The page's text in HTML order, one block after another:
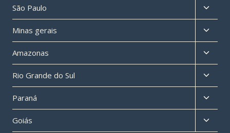
São Paulo
menu
filho
Minas gerais
menu
filho
Amazonas
menu
filho
Rio Grande do Sul
menu
filho
Paraná
menu
filho
Goiás